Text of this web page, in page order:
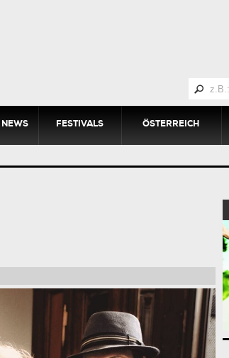
NEWS FESTIVALS ÖSTERREICH